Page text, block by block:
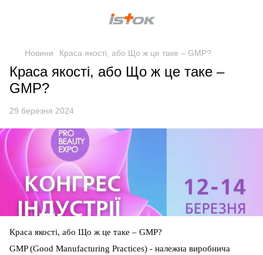
Новини Краса якості, або Що ж це таке – GMP?
Краса якості, або Що ж це таке –
GMP?
29 березня 2024
Краса якості, або Що ж це таке – GMP?
GMP (Good Manufacturing Practices) - належна виробнича